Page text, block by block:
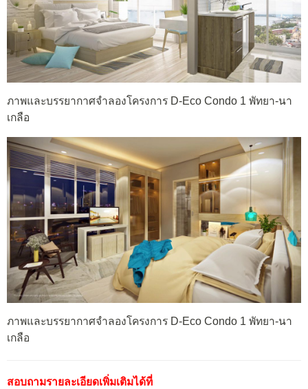
ภาพและบรรยากาศจำลองโครงการ D-Eco Condo 1 พัทยา-นา
เกลือ
ภาพและบรรยากาศจำลองโครงการ D-Eco Condo 1 พัทยา-นา
เกลือ
สอบถามรายละเอียดเพิ่มเติมได้ที่